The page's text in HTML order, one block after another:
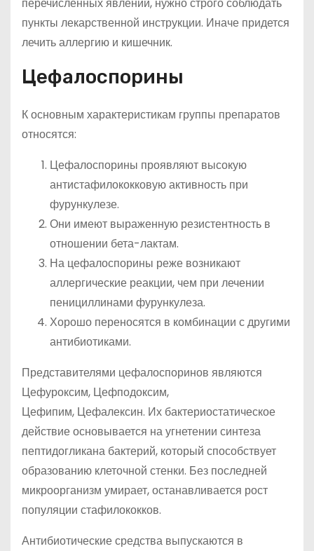
пункты лекарственной инструкции. Иначе придется
лечить аллергию и кишечник.
Цефалоспорины
К основным характеристикам группы препаратов
относятся:
Цефалоспорины проявляют высокую
антистафилококковую активность при
фурункулезе.
Они имеют выраженную резистентность в
отношении бета-лактам.
На цефалоспорины реже возникают
аллергические реакции, чем при лечении
пенициллинами фурункулеза.
Хорошо переносятся в комбинации с другими
антибиотиками.
Представителями цефалоспоринов являются
Цефуроксим, Цефподоксим,
Цефипим, Цефалексин. Их бактериостатическое
действие основывается на угнетении синтеза
пептидогликана бактерий, который способствует
образованию клеточной стенки. Без последней
микроорганизм умирает, останавливается рост
популяции стафилококков.
Антибиотические средства выпускаются в